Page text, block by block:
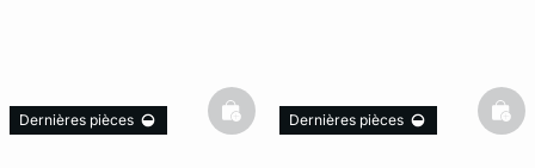
Dernières pièces basketfullDernières pièces